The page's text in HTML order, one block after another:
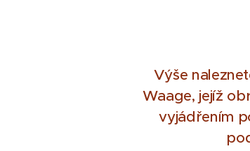
Výše
Waage, jejíž
vyjádřením